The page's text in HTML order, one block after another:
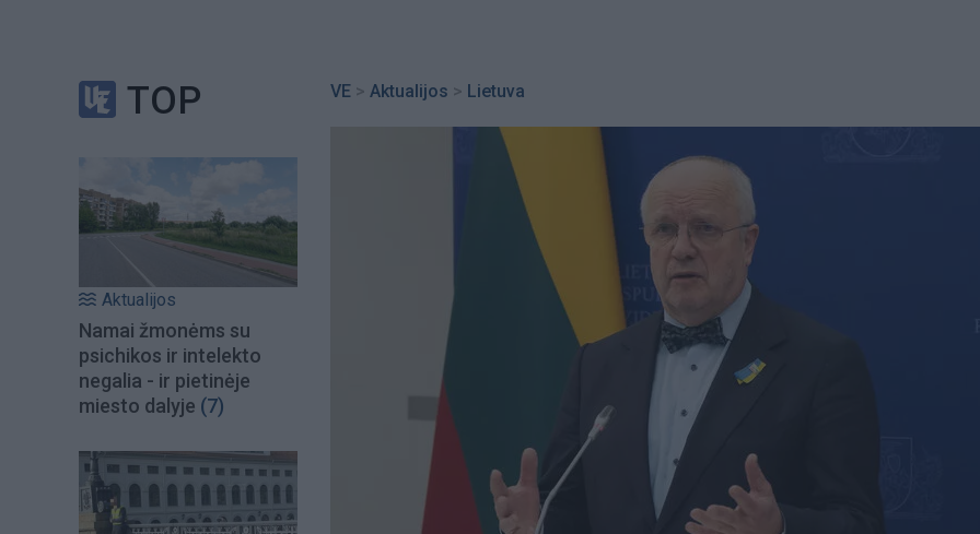
TOP
Aktualijos
Namai žmonėms su
psichikos ir intelekto
negalia - ir pietinėje
miesto dalyje (7)
VE > Aktualijos > Lietuva